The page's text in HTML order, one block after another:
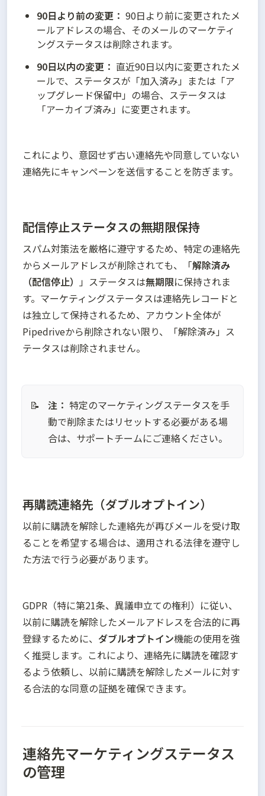
90日より前の変更： 90日より前に変更されたメ
ールアドレスの場合、そのメールのマーケティ
ングステータスは削除されます。
90日以内の変更： 直近90日以内に変更されたメ
ールで、ステータスが「加入済み」または「ア
ップグレード保留中」の場合、ステータスは
「アーカイブ済み」に変更されます。
これにより、意図せず古い連絡先や同意していない
連絡先にキャンペーンを送信することを防ぎます。
配信停止ステータスの無期限保持
スパム対策法を厳格に遵守するため、特定の連絡先
からメールアドレスが削除されても、「解除済み
（配信停止）
」ステータスは無期限に保持されま
す。マーケティングステータスは連絡先レコードと
は独立して保持されるため、アカウント全体が
Pipedriveから削除されない限り、「解除済み」ス
テータスは削除されません。
📝 注： 特定のマーケティングステータスを手
動で削除またはリセットする必要がある場
合は、サポートチームにご連絡ください。
再購読連絡先（ダブルオプトイン）
以前に購読を解除した連絡先が再びメールを受け取
ることを希望する場合は、適用される法律を遵守し
た方法で行う必要があります。
GDPR（特に第21条、異議申立ての権利）に従い、
以前に購読を解除したメールアドレスを合法的に再
登録するために、 ダブルオプトイン機能の使用を強
く推奨します。これにより、連絡先に購読を確認す
るよう依頼し、以前に購読を解除したメールに対す
る合法的な同意の証拠を確保できます。
連絡先マーケティングステータス
の管理